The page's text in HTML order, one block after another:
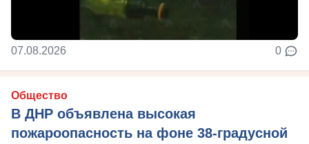
07.08.2026 0
Общество
В ДНР объявлена высокая
пожароопасность на фоне 38-градусной